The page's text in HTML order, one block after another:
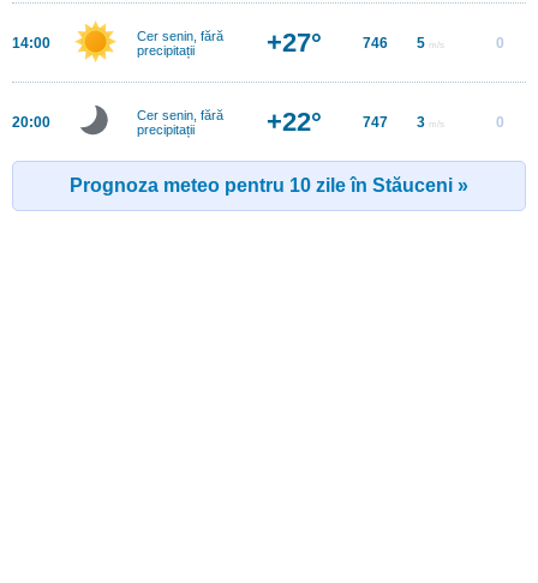
14:00
Cer senin, fără
precipitații
+27° 746 5 m/s 0
20:00
Cer senin, fără
precipitații
+22° 747 3 m/s 0
Prognoza meteo pentru 10 zile în Stăuceni »